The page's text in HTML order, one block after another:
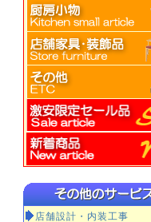
店舗設計・内装工事